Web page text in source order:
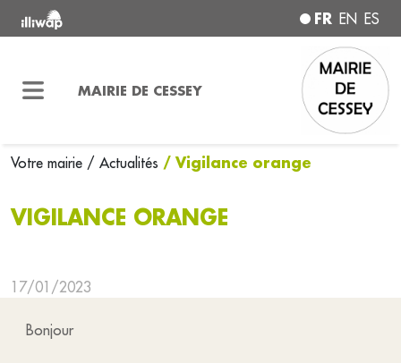
FR EN ES
MAIRIE DE CESSEY
Votre mairie / Actualités / Vigilance orange
VIGILANCE ORANGE
17/01/2023
Bonjour